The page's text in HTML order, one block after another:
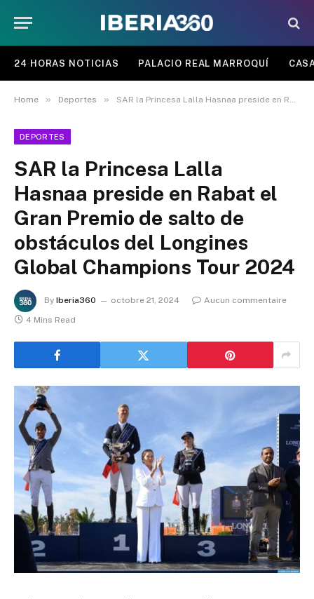
24 HORAS NOTICIAS PALACIO REAL MARROQUÍ
Home » Deportes » SAR la Princesa Lalla Hasnaa preside en Rabat el Gran Premio de salto de obstáculos del Longines Global Champions Tour 2024
DEPORTES
SAR la Princesa Lalla
Hasnaa preside en Rabat el
Gran Premio de salto de
obstáculos del Longines
Global Champions Tour 2024
By Iberia360 octobre 21, 2024
Aucun commentaire
4 Mins Read